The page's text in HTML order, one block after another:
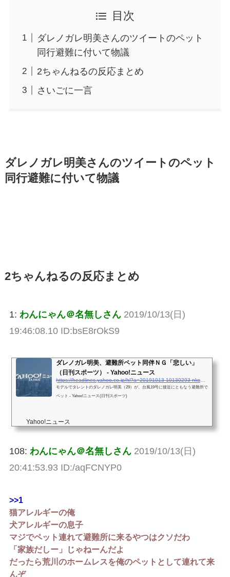
目次
ダレノガレ明美さんのツイートのペット
同行避難に付いて物議
2ちゃんねるの反応まとめ
さいごに一言
ダレノガレ明美さんのツイートのペット
同行避難に付いて物議
2ちゃんねるの反応まとめ
1: わんにゃん＠名無しさん 2019/10/13(日)
19:46:08.10 ID:bsE8rOkS9
ダレノガレ明美、避難所ペット同伴ＮＧ「悲しい」
（日刊スポーツ） - Yahoo!ニュース
https://headlines.yahoo.co.jp/hl?a=20191013-10130293-nksports-ent
モデルでタレントのダレノガレ明美（29）が、台風19号に接近にともなう避難所で
ペット - Yahoo!ニュース(日刊スポーツ)
Yahoo!ニュース
108: わんにゃん＠名無しさん 2019/10/13(日)
20:41:53.93 ID:/aqFCNYP0
>>1
猫アレルギーの俺
犬アレルギーの息子
マジでペット連れて避難所に来るやつはクソだわ
「家族だしー」じゃねーんだよ
だったら荒川のホームレスを俺のペットとして連れて来
んぞ